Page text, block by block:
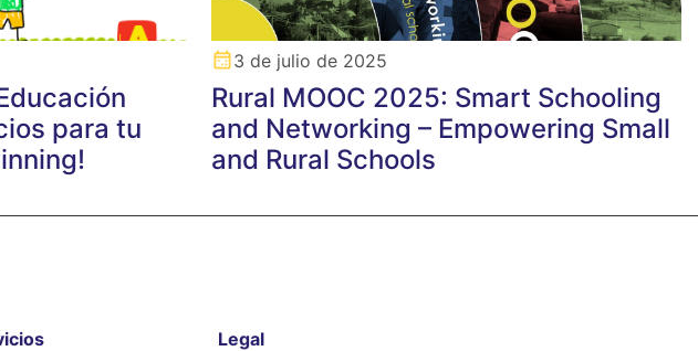
para tu
3 de julio de 2025
Rural MOOC 2025: Smart Schooling
and Networking – Empowering Small
and Rural Schools
Legal